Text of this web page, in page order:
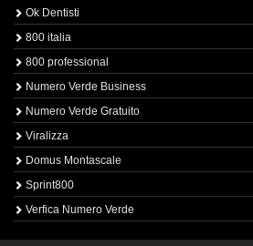
Ok Dentisti
800 italia
800 professional
Numero Verde Business
Numero Verde Gratuito
Viralizza
Domus Montascale
Sprint800
Verfica Numero Verde